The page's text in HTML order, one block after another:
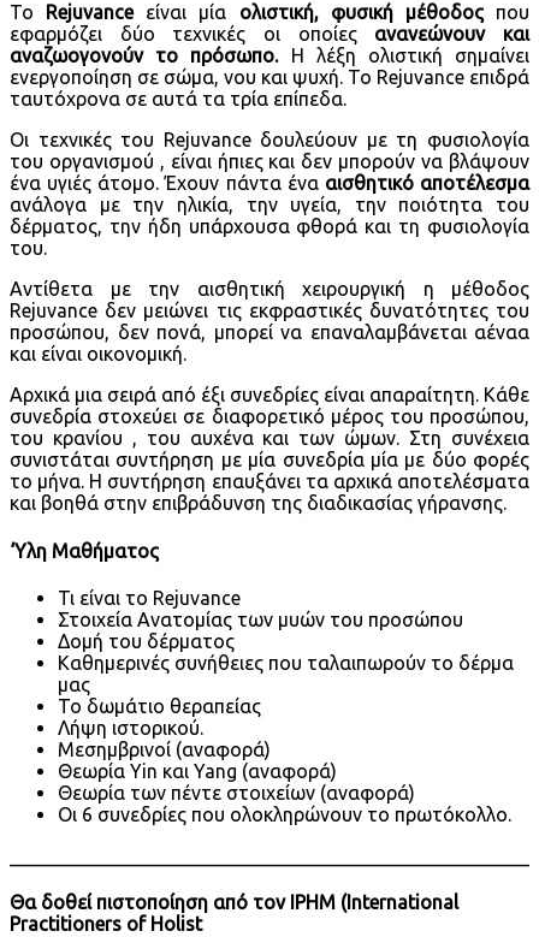
Το Rejuvanceείναι μία ολιστική, φυσική μέθοδοςπου
εφαρμόζει δύο τεχνικές οι οποίες ανανεώνουν και
αναζωογονούν το πρόσωπο.Η λέξη ολιστική σημαίνει
ενεργοποίηση σε σώμα, νου και ψυχή. Το Rejuvance επιδρά
ταυτόχρονα σε αυτά τα τρία επίπεδα.
Οι τεχνικές του Rejuvance δουλεύουν με τη φυσιολογία
του οργανισμού , είναι ήπιες και δεν μπορούν να βλάψουν
ένα υγιές άτομο. Έχουν πάντα ένα αισθητικό αποτέλεσμα
ανάλογα με την ηλικία, την υγεία, την ποιότητα του
δέρματος, την ήδη υπάρχουσα φθορά και τη φυσιολογία
του.
Αντίθετα με την αισθητική χειρουργική η μέθοδος
Rejuvance δεν μειώνει τις εκφραστικές δυνατότητες του
προσώπου, δεν πονά, μπορεί να επαναλαμβάνεται αέναα
και είναι οικονομική.
Αρχικά μια σειρά από έξι συνεδρίες είναι απαραίτητη. Κάθε
συνεδρία στοχεύει σε διαφορετικό μέρος του προσώπου,
του κρανίου , του αυχένα και των ώμων. Στη συνέχεια
συνιστάται συντήρηση με μία συνεδρία μία με δύο φορές
το μήνα. Η συντήρηση επαυξάνει τα αρχικά αποτελέσματα
και βοηθά στην επιβράδυνση της διαδικασίας γήρανσης.
‘Υλη Μαθήματος
Τι είναι το Rejuvance
Στοιχεία Ανατομίας των μυών του προσώπου
Δομή του δέρματος
Καθημερινές συνήθειες που ταλαιπωρούν το δέρμα
μας
Το δωμάτιο θεραπείας
Λήψη ιστορικού.
Μεσημβρινοί (αναφορά)
Θεωρία Yin και Yang (αναφορά)
Θεωρία των πέντε στοιχείων (αναφορά)
Οι 6 συνεδρίες που ολοκληρώνουν το πρωτόκολλο.
Θα δοθεί πιστοποίηση από τον IPHM (International
Practitioners of Holist